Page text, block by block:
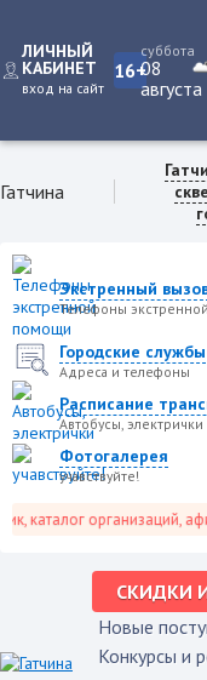
ЛИЧНЫЙ
КАБИНЕТ
вход на сайт
16+
суббота
08
августа
Гатчина
Экстренный
Телефоны
Городские службы
Адреса и телефоны
Расписание
Автобусы, электрички
Фотогалерея
учавствуйте!
организаций,
СКИДКИ
Новые
Конкурсы и